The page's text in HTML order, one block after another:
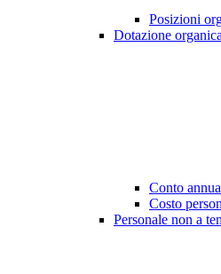
Posizioni
Dotazione organica
Conto
Costo
Personale non a